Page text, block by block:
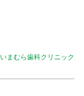
いまむら歯科クリニック